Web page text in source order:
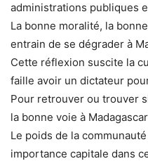
administrations publiques
La bonne moralité, la
entrain de se dégrader à
Cette réflexion suscite la
faille avoir un dictateur
Pour retrouver ou trouver
la bonne voie à
Le poids de la
importance capitale dans